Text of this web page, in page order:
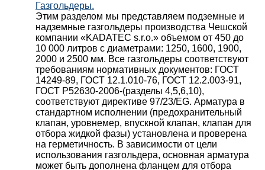
Газгольдеры.
Этим разделом мы представляем подземные и
надземные газгольдеры производства Чешской
компании «KADATEC s.r.o.» объемом от 450 до
10 000 литров с диаметрами: 1250, 1600, 1900,
2000 и 2500 мм. Все газгольдеры соответствуют
требованиям нормативных документов: ГОСТ
14249-89, ГОСТ 12.1.010-76, ГОСТ 12.2.003-91,
ГОСТ Р52630-2006-(разделы 4,5,6,10),
соответствуют директиве 97/23/EG. Арматура в
стандартном исполнении (предохранительный
клапан, уровнемер, впускной клапан, клапан для
отбора жидкой фазы) установлена и проверена
на герметичность. В зависимости от цели
использования газгольдера, основная арматура
может быть дополнена фланцем для отбора